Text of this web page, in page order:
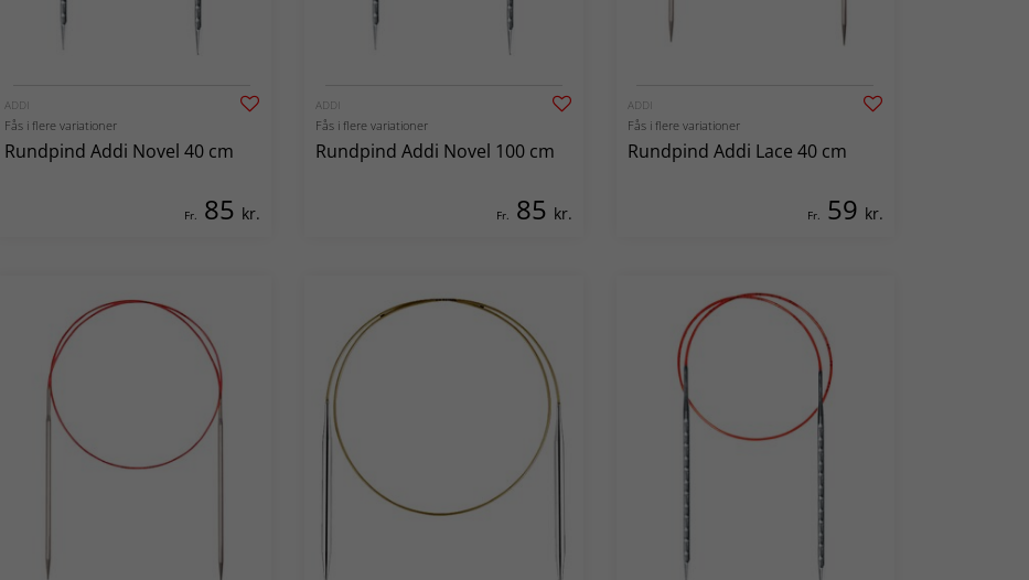
ADDI
Fås i flere variationer
Rundpind Addi Novel 40 cm
Fr. 85 kr.
ADDI
Fås i flere variationer
Rundpind Addi Novel 100 cm
Fr. 85 kr.
ADDI
Fås i flere variationer
Rundpind Addi Lace 40 cm
Fr. 59 kr.